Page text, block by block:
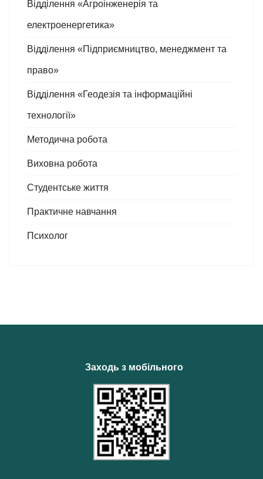
Відділення «Агроінженерія та
електроенергетика»
Відділення «Підприємництво, менеджмент та
право»
Відділення «Геодезія та інформаційні
технології»
Методична робота
Виховна робота
Студентське життя
Практичне навчання
Психолог
Заходь з мобільного